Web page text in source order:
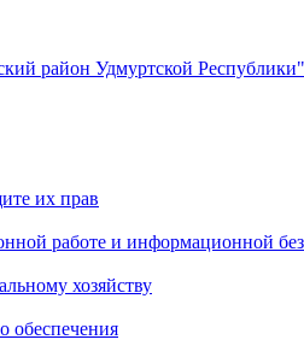
район Удмуртской Республики"
их прав
работе и информационной
хозяйству
обеспечения